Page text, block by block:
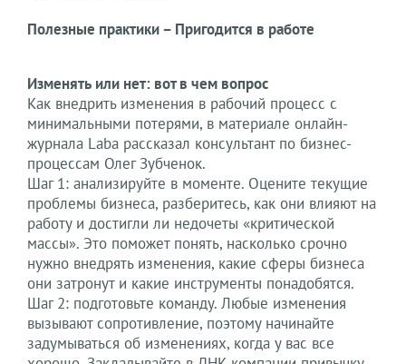
Полезные практики – Пригодится в работе
Изменять или нет: вот в чем вопрос
Как внедрить изменения в рабочий процесс с
минимальными потерями, в материале онлайн-
журнала Laba рассказал консультант по бизнес-
процессам Олег Зубченок.
Шаг 1: анализируйте в моменте. Оцените текущие
проблемы бизнеса, разберитесь, как они влияют на
работу и достигли ли недочеты «критической
массы». Это поможет понять, насколько срочно
нужно внедрять изменения, какие сферы бизнеса
они затронут и какие инструменты понадобятся.
Шаг 2: подготовьте команду. Любые изменения
вызывают сопротивление, поэтому начинайте
задумываться об изменениях, когда у вас все